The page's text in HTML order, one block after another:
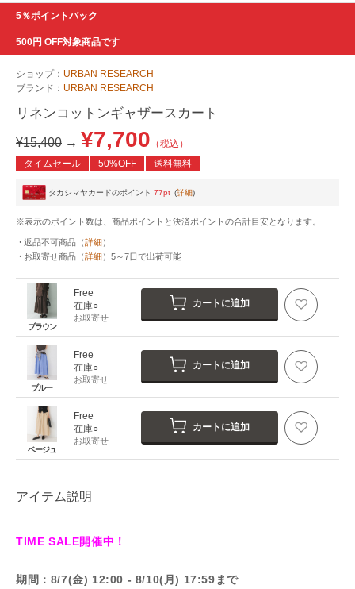
5％ポイントバック
500円 OFF対象商品です
ショップ： URBAN RESEARCH
ブランド： URBAN RESEARCH
リネンコットンギャザースカート
¥15,400 → ¥7,700 （税込）
タイムセール
50%OFF 送料無料
タカシマヤカードのポイント 77pt (詳細)
※表示のポイント数は、商品ポイントと決済ポイントの合計目安となります。
返品不可商品 （詳細）
お取寄せ商品 （詳細） 5～7日で出荷可能
ブラウン
Free
在庫○
お取寄せ
カートに追加
ブルー
Free
在庫○
お取寄せ
カートに追加
ベージュ
Free
在庫○
お取寄せ
カートに追加
アイテム説明
TIME SALE開催中！
期間：8/7(金) 12:00 - 8/10(月) 17:59まで